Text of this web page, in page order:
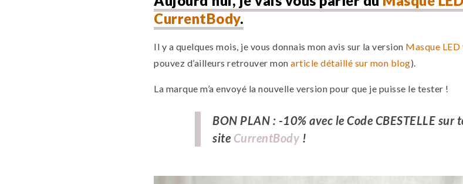
CurrentBody.
Il y a quelques mois, je vous donnais mon avis sur la version Masque
pouvez d’ailleurs retrouver mon article détaillé sur mon blog).
La marque m’a envoyé la nouvelle version pour que je puisse le tester !
BON PLAN : -10% avec le Code CBESTELLE sur
site CurrentBody !